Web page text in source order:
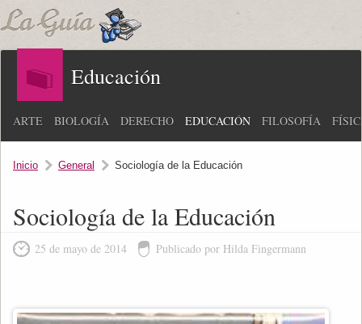
Educación
ARTE BIOLOGÍA DERECHO EDUCACIÓN FILOSOFÍA
Inicio General Sociología de la Educación
Sociología de la Educación
25 de mayo de 2014 Publicado por Hilda Fingermann